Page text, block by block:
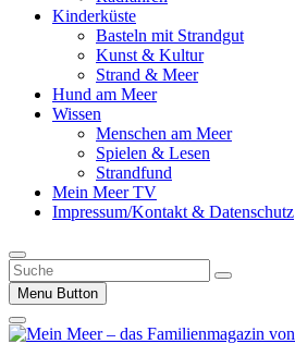
Kinderküste
Basteln mit Strandgut
Kunst & Kultur
Strand & Meer
Hund am Meer
Wissen
Menschen am Meer
Spielen & Lesen
Strandfund
Mein Meer TV
Impressum/Kontakt & Datenschutz
Suche
Menu Button